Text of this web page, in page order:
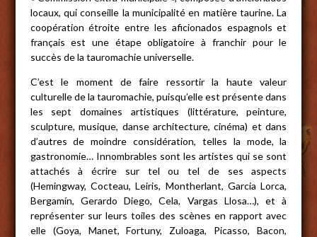
locaux, qui conseille la municipalité en matière taurine. La
coopération étroite entre les aficionados espagnols et
français est une étape obligatoire à franchir pour le
succès de la tauromachie universelle.
C’est le moment de faire ressortir la haute valeur
culturelle de la tauromachie, puisqu’elle est présente dans
les sept domaines artistiques (littérature, peinture,
sculpture, musique, danse architecture, cinéma) et dans
d’autres de moindre considération, telles la mode, la
gastronomie… Innombrables sont les artistes qui se sont
attachés à écrire sur tel ou tel de ses aspects
(Hemingway, Cocteau, Leiris, Montherlant, Garcia Lorca,
Bergamín, Gerardo Diego, Cela, Vargas Llosa…), et à
représenter sur leurs toiles des scènes en rapport avec
elle (Goya, Manet, Fortuny, Zuloaga, Picasso, Bacon,